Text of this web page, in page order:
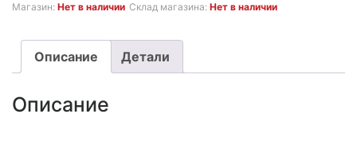
Магазин: Нет в наличии Склад магазина: Нет в наличии
Описание Детали
Описание